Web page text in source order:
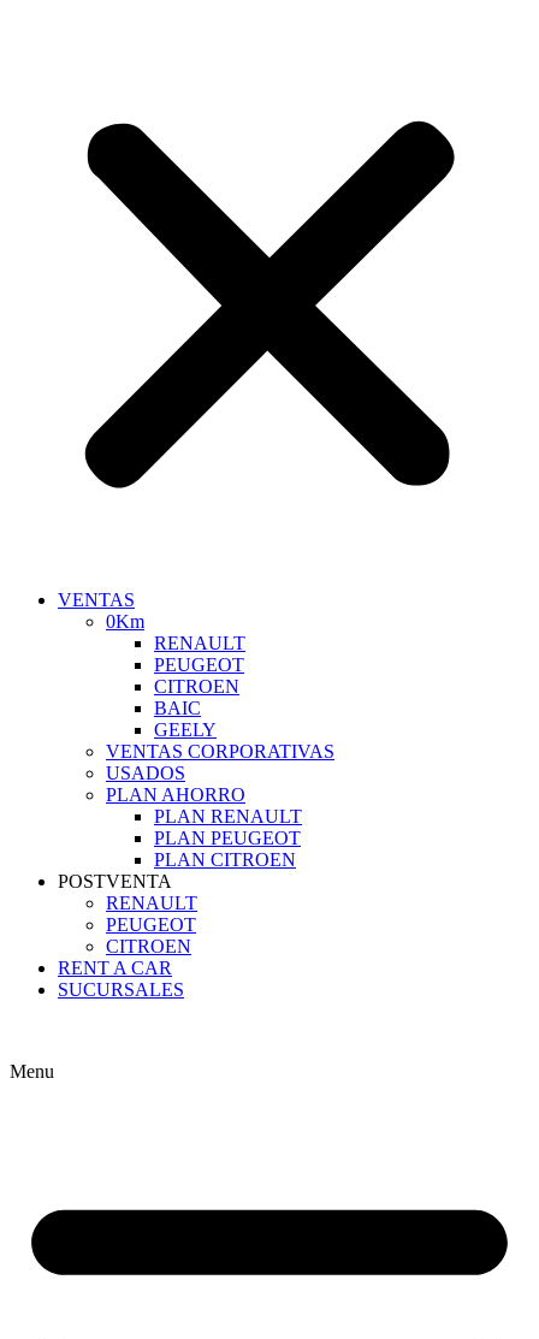
VENTAS
0Km
RENAULT
PEUGEOT
CITROEN
BAIC
GEELY
VENTAS CORPORATIVAS
USADOS
PLAN AHORRO
PLAN RENAULT
PLAN PEUGEOT
PLAN CITROEN
POSTVENTA
RENAULT
PEUGEOT
CITROEN
RENT A CAR
SUCURSALES
Menu